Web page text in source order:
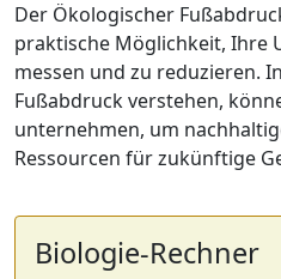
Der Ökologischer
praktische Möglichkeit, Ihre
messen und zu reduzieren.
Fußabdruck verstehen,
unternehmen, um
Ressourcen für zukünftige
Biologie-Rechner